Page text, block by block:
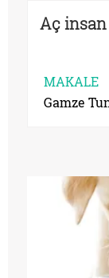
Aç
MAKALE
Gamze